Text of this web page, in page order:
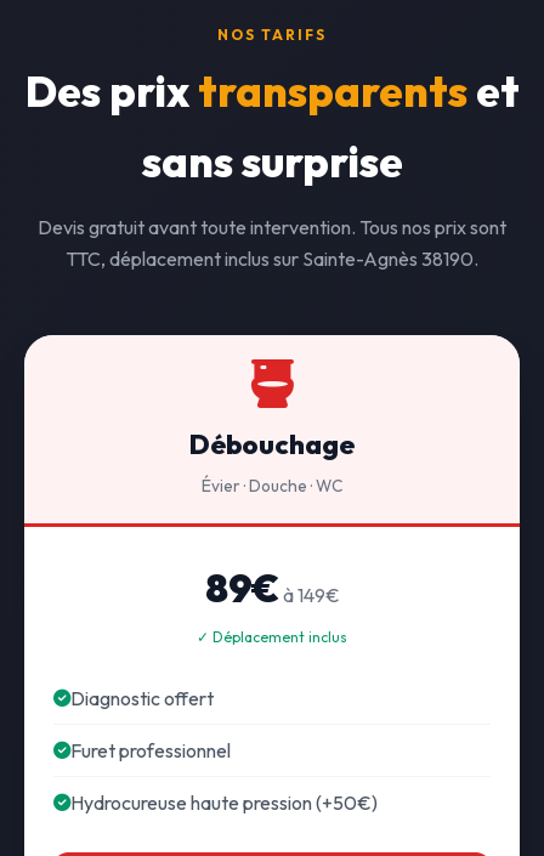
NOS TARIFS
Des prixtransparentset
sans surprise
Devis gratuit avant toute intervention. Tous nos prix sont
TTC, déplacement inclus sur Sainte-Agnès 38190.
Débouchage
Évier · Douche · WC
89€ à 149€
✓ Déplacement inclus
Diagnostic offert
Furet professionnel
Hydrocureuse haute pression (+50€)